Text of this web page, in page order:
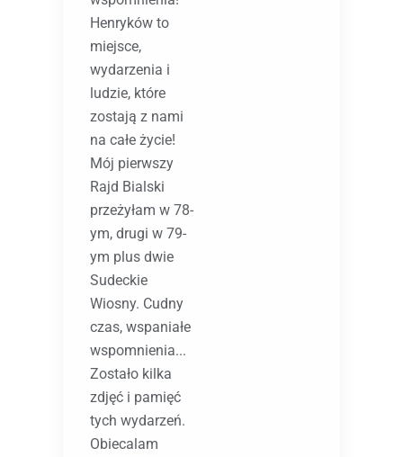
Henryków to
miejsce,
wydarzenia i
ludzie, które
zostają z nami
na całe życie!
Mój pierwszy
Rajd Bialski
przeżyłam w 78-
ym, drugi w 79-
ym plus dwie
Sudeckie
Wiosny. Cudny
czas, wspaniałe
wspomnienia...
Zostało kilka
zdjęć i pamięć
tych wydarzeń.
Obiecalam